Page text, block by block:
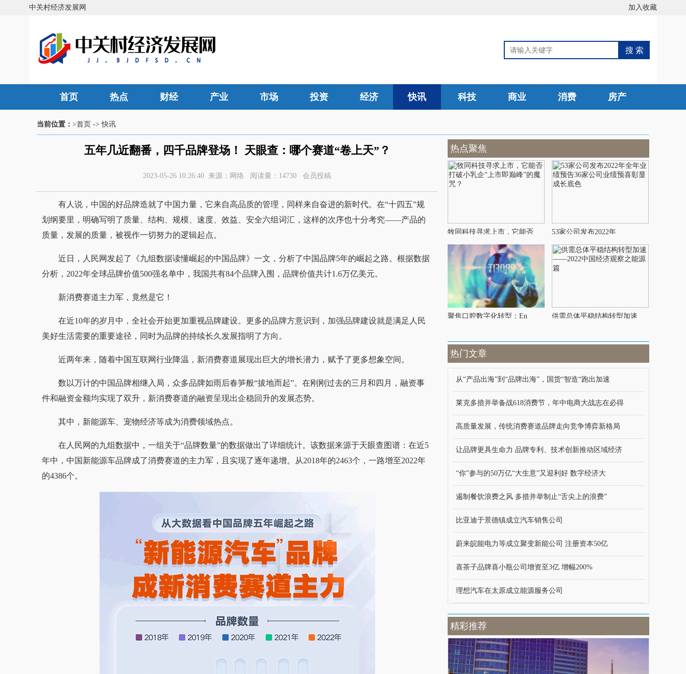
中关村经济发展网 加入收藏
首页 热点 财经 产业 市场 投资 经济 快讯 科技 商业 消费 房产
当前位置： >首页 ->快讯
五年几近翻番，四千品牌登场！ 天眼查：哪个赛道“卷上天”？
2023-05-26 10:26:40 来源：网络 阅读量：14730 会员投稿
有人说，中国的好品牌造就了中国力量，它来自高品质的管理，同样来自奋进的新时代。在“十四五”规
划纲要里，明确写明了质量、结构、规模、速度、效益、安全六组词汇，这样的次序也十分考究——产品的
质量，发展的质量，被视作一切努力的逻辑起点。
近日，人民网发起了《九组数据读懂崛起的中国品牌》一文，分析了中国品牌5年的崛起之路。根据数据
分析，2022年全球品牌价值500强名单中，我国共有84个品牌入围，品牌价值共计1.6万亿美元。
新消费赛道主力军，竟然是它！
在近10年的岁月中，全社会开始更加重视品牌建设。更多的品牌方意识到，加强品牌建设就是满足人民
美好生活需要的重要途径，同时为品牌的持续长久发展指明了方向。
近两年来，随着中国互联网行业降温，新消费赛道展现出巨大的增长潜力，赋予了更多想象空间。
数以万计的中国品牌相继入局，众多品牌如雨后春笋般“拔地而起”。在刚刚过去的三月和四月，融资事
件和融资金额均实现了双升，新消费赛道的融资呈现出企稳回升的发展态势。
其中，新能源车、宠物经济等成为消费领域热点。
在人民网的九组数据中，一组关于“品牌数量”的数据做出了详细统计。该数据来源于天眼查图谱：在近5
年中，中国新能源车品牌成了消费赛道的主力军，且实现了逐年递增。从2018年的2463个，一路增至2022年
的4386个。
热点聚焦
牧同科技寻求上市，它能否 53家公司发布2022年
聚焦口腔数字化转型：En 供需总体平稳结构转型加速
热门文章
从“产品出海”到“品牌出海”，国货“智造“跑出加速
莱克多措并举备战618消费节，年中电商大战志在必得
高质量发展，传统消费赛道品牌走向竞争博弈新格局
让品牌更具生命力 品牌专利、技术创新推动区域经济
“你”参与的50万亿“大生意”又迎利好 数字经济大
遏制餐饮浪费之风 多措并举制止“舌尖上的浪费”
比亚迪于景德镇成立汽车销售公司
蔚来皖能电力等成立聚变新能公司 注册资本50亿
喜茶子品牌喜小瓶公司增资至3亿 增幅200%
理想汽车在太原成立能源服务公司
精彩推荐